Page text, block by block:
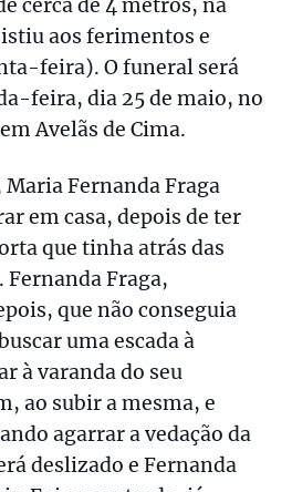
cerca de 4 metros, na
aos ferimentos e
feira). O funeral será
feira, dia 25 de maio, no
Avelãs de Cima.
Maria Fernanda Fraga
em casa, depois de ter
que tinha atrás das
Fernanda Fraga,
que não conseguia
uma escada à
à varanda do seu
ao subir a mesma, e
agarrar a vedação da
deslizado e Fernanda